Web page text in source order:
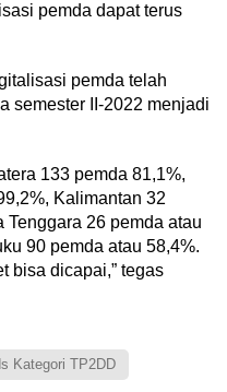
pemda dapat terus
pemda telah
semester II-2022 menjadi
133 pemda 81,1%,
Kalimantan 32
26 pemda atau
90 pemda atau 58,4%.
bisa dicapai,” tegas
Kategori TP2DD